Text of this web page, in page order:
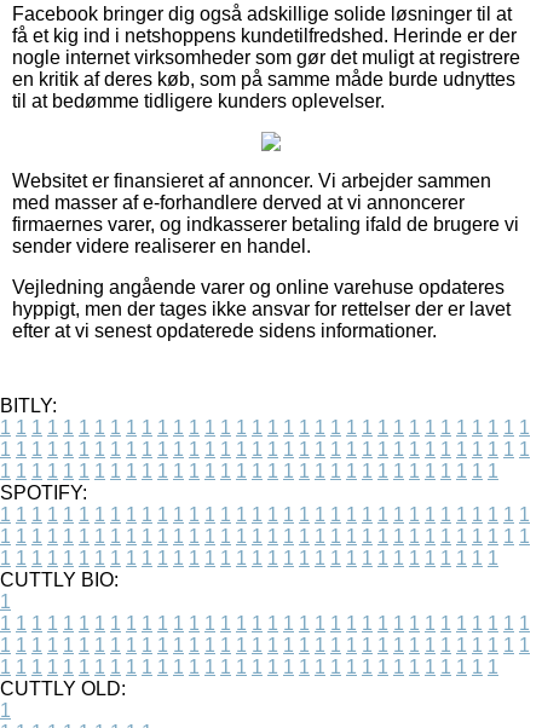
Facebook bringer dig også adskillige solide løsninger til at
få et kig ind i netshoppens kundetilfredshed. Herinde er der
nogle internet virksomheder som gør det muligt at registrere
en kritik af deres køb, som på samme måde burde udnyttes
til at bedømme tidligere kunders oplevelser.
Websitet er finansieret af annoncer. Vi arbejder sammen
med masser af e-forhandlere derved at vi annoncerer
firmaernes varer, og indkasserer betaling ifald de brugere vi
sender videre realiserer en handel.
Vejledning angående varer og online varehuse opdateres
hyppigt, men der tages ikke ansvar for rettelser der er lavet
efter at vi senest opdaterede sidens informationer.
BITLY:
1 1 1 1 1 1 1 1 1 1 1 1 1 1 1 1 1 1 1 1 1 1 1 1 1 1 1 1 1 1 1 1 1 1
1 1 1 1 1 1 1 1 1 1 1 1 1 1 1 1 1 1 1 1 1 1 1 1 1 1 1 1 1 1 1 1 1 1
1 1 1 1 1 1 1 1 1 1 1 1 1 1 1 1 1 1 1 1 1 1 1 1 1 1 1 1 1 1 1 1
SPOTIFY:
1 1 1 1 1 1 1 1 1 1 1 1 1 1 1 1 1 1 1 1 1 1 1 1 1 1 1 1 1 1 1 1 1 1
1 1 1 1 1 1 1 1 1 1 1 1 1 1 1 1 1 1 1 1 1 1 1 1 1 1 1 1 1 1 1 1 1 1
1 1 1 1 1 1 1 1 1 1 1 1 1 1 1 1 1 1 1 1 1 1 1 1 1 1 1 1 1 1 1 1
CUTTLY BIO:
1
1 1 1 1 1 1 1 1 1 1 1 1 1 1 1 1 1 1 1 1 1 1 1 1 1 1 1 1 1 1 1 1 1 1
1 1 1 1 1 1 1 1 1 1 1 1 1 1 1 1 1 1 1 1 1 1 1 1 1 1 1 1 1 1 1 1 1 1
1 1 1 1 1 1 1 1 1 1 1 1 1 1 1 1 1 1 1 1 1 1 1 1 1 1 1 1 1 1 1 1
CUTTLY OLD:
1